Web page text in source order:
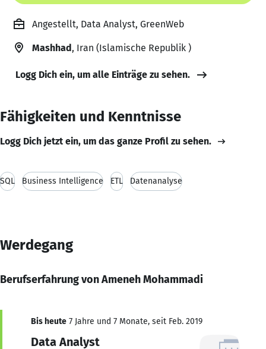
Angestellt, Data Analyst, GreenWeb
Mashhad, Iran (Islamische Republik )
Logg Dich ein, um alle Einträge zu sehen.
Fähigkeiten und Kenntnisse
Logg Dich jetzt ein, um das ganze Profil zu sehen.
SQL Business Intelligence ETL Datenanalyse
Werdegang
Berufserfahrung von Ameneh Mohammadi
Bis heute 7 Jahre und 7 Monate, seit Feb. 2019
Data Analyst